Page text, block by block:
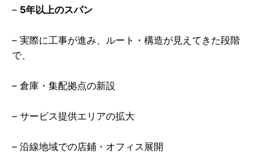
– 5年以上のスパン
– 実際に工事が進み、ルート・構造が見えてきた段階
で、
– 倉庫・集配拠点の新設
– サービス提供エリアの拡大
– 沿線地域での店鋪・オフィス展開